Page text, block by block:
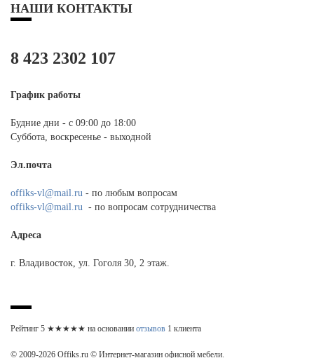
НАШИ КОНТАКТЫ
8 423 2302 107
График работы
Будние дни - с 09:00 до 18:00
Суббота, воскресенье - выходной
Эл.почта
offiks-vl@mail.ru - по любым вопросам
offiks-vl@mail.ru - по вопросам сотрудничества
Адреса
г. Владивосток, ул. Гоголя 30, 2 этаж.
Рейтинг 5 ★★★★★ на основании отзывов 1 клиента
© 2009-2026 Offiks.ru © Интернет-магазин офисной мебели.